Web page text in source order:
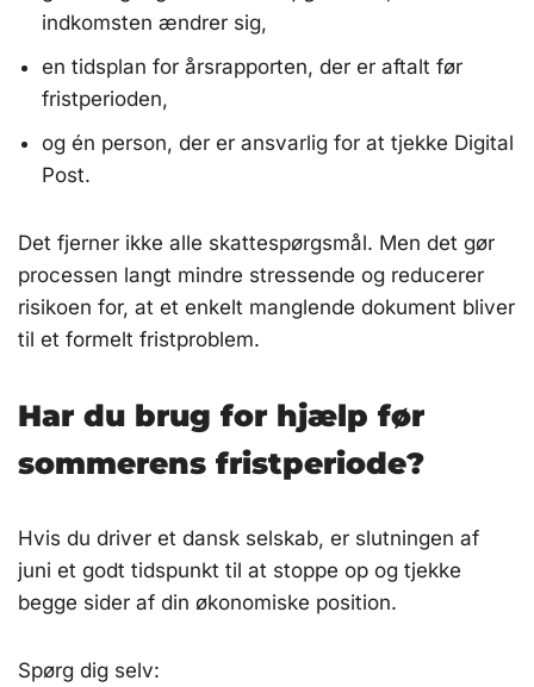
indkomsten ændrer sig,
en tidsplan for årsrapporten, der er aftalt før
fristperioden,
og én person, der er ansvarlig for at tjekke Digital
Post.
Det fjerner ikke alle skattespørgsmål. Men det gør
processen langt mindre stressende og reducerer
risikoen for, at et enkelt manglende dokument bliver
til et formelt fristproblem.
Har du brug for hjælp før
sommerens fristperiode?
Hvis du driver et dansk selskab, er slutningen af
juni et godt tidspunkt til at stoppe op og tjekke
begge sider af din økonomiske position.
Spørg dig selv: